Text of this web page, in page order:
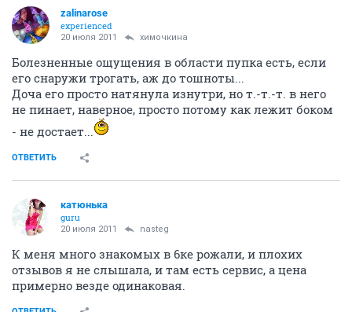
zalinarose
experienced
20 июля 2011 химочкина
Болезненные ощущения в области пупка есть, если
его снаружи трогать, аж до тошноты...
Доча его просто натянула изнутри, но т.-т.-т. в него
не пинает, наверное, просто потому как лежит боком
- не достает...
ОТВЕТИТЬ
катюнька
guru
20 июля 2011 nasteg
К меня много знакомых в 6ке рожали, и плохих
отзывов я не слышала, и там есть сервис, а цена
примерно везде одинаковая.